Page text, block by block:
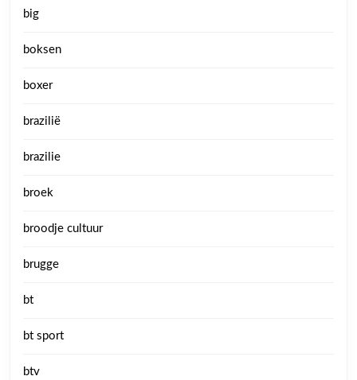
big
boksen
boxer
brazilië
brazilie
broek
broodje cultuur
brugge
bt
bt sport
btv